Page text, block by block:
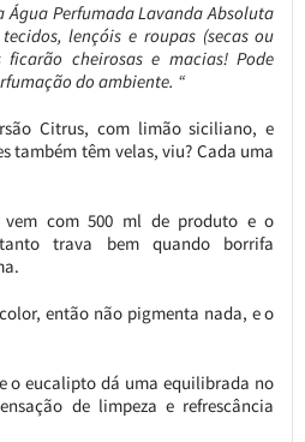
Água Perfumada Lavanda Absoluta
lençóis e roupas (secas ou
ficarão cheirosas e macias! Pode
do ambiente. “
Citrus, com limão siciliano, e
também têm velas, viu? Cada uma
vem com 500 ml de produto e o
trava bem quando borrifa
então não pigmenta nada, e o
o eucalipto dá uma equilibrada no
de limpeza e refrescância